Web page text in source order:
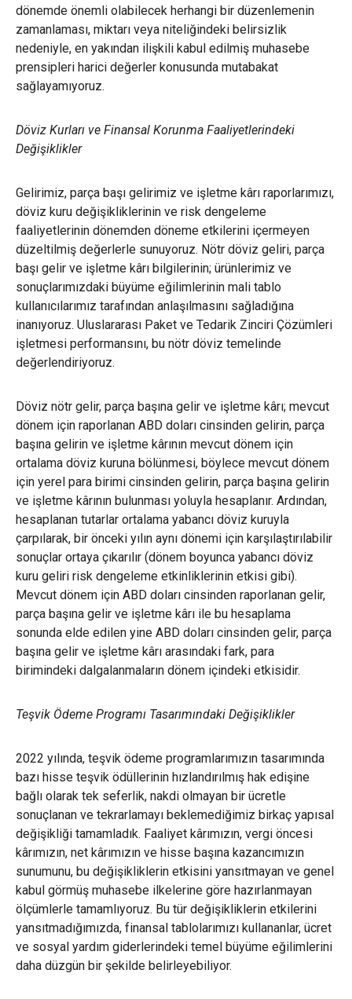
dönemde önemli olabilecek herhangi bir düzenlemenin
zamanlaması, miktarı veya niteliğindeki belirsizlik
nedeniyle, en yakından ilişkili kabul edilmiş muhasebe
prensipleri harici değerler konusunda mutabakat
sağlayamıyoruz.
Döviz Kurları ve Finansal Korunma Faaliyetlerindeki
Değişiklikler
Gelirimiz, parça başı gelirimiz ve işletme kârı raporlarımızı,
döviz kuru değişikliklerinin ve risk dengeleme
faaliyetlerinin dönemden döneme etkilerini içermeyen
düzeltilmiş değerlerle sunuyoruz. Nötr döviz geliri, parça
başı gelir ve işletme kârı bilgilerinin; ürünlerimiz ve
sonuçlarımızdaki büyüme eğilimlerinin mali tablo
kullanıcılarımız tarafından anlaşılmasını sağladığına
inanıyoruz. Uluslararası Paket ve Tedarik Zinciri Çözümleri
işletmesi performansını, bu nötr döviz temelinde
değerlendiriyoruz.
Döviz nötr gelir, parça başına gelir ve işletme kârı; mevcut
dönem için raporlanan ABD doları cinsinden gelirin, parça
başına gelirin ve işletme kârının mevcut dönem için
ortalama döviz kuruna bölünmesi, böylece mevcut dönem
için yerel para birimi cinsinden gelirin, parça başına gelirin
ve işletme kârının bulunması yoluyla hesaplanır. Ardından,
hesaplanan tutarlar ortalama yabancı döviz kuruyla
çarpılarak, bir önceki yılın aynı dönemi için karşılaştırılabilir
sonuçlar ortaya çıkarılır (dönem boyunca yabancı döviz
kuru geliri risk dengeleme etkinliklerinin etkisi gibi).
Mevcut dönem için ABD doları cinsinden raporlanan gelir,
parça başına gelir ve işletme kârı ile bu hesaplama
sonunda elde edilen yine ABD doları cinsinden gelir, parça
başına gelir ve işletme kârı arasındaki fark, para
birimindeki dalgalanmaların dönem içindeki etkisidir.
Teşvik Ödeme Programı Tasarımındaki Değişiklikler
2022 yılında, teşvik ödeme programlarımızın tasarımında
bazı hisse teşvik ödüllerinin hızlandırılmış hak edişine
bağlı olarak tek seferlik, nakdi olmayan bir ücretle
sonuçlanan ve tekrarlamayı beklemediğimiz birkaç yapısal
değişikliği tamamladık. Faaliyet kârımızın, vergi öncesi
kârımızın, net kârımızın ve hisse başına kazancımızın
sunumunu, bu değişikliklerin etkisini yansıtmayan ve genel
kabul görmüş muhasebe ilkelerine göre hazırlanmayan
ölçümlerle tamamlıyoruz. Bu tür değişikliklerin etkilerini
yansıtmadığımızda, finansal tablolarımızı kullananlar, ücret
ve sosyal yardım giderlerindeki temel büyüme eğilimlerini
daha düzgün bir şekilde belirleyebiliyor.